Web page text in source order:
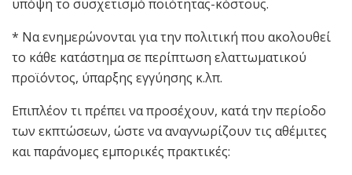
υπόψη το συσχετισμό ποιότητας-κόστους.
* Να ενημερώνονται για την πολιτική που ακολουθεί
το κάθε κατάστημα σε περίπτωση ελαττωματικού
προϊόντος, ύπαρξης εγγύησης κ.λπ.
Επιπλέον τι πρέπει να προσέχουν, κατά την περίοδο
των εκπτώσεων, ώστε να αναγνωρίζουν τις αθέμιτες
και παράνομες εμπορικές πρακτικές: